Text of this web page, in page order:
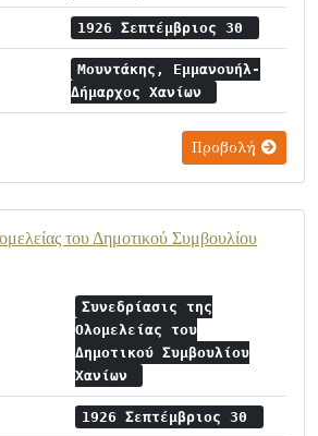
1926 Σεπτέμβριος 30
Μουντάκης, Εμμανουήλ-
Δήμαρχος Χανίων
Προβολή
του Δημοτικού Συμβουλίου
Συνεδρίασις της
Ολομελείας του
Δημοτικού Συμβουλίου
Χανίων
1926 Σεπτέμβριος 30